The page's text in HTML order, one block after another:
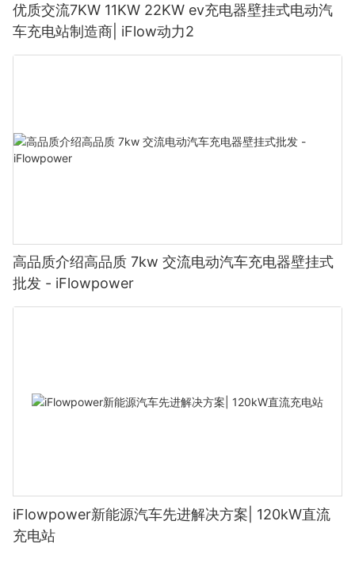
优质交流7KW 11KW 22KW ev充电器壁挂式电动汽
车充电站制造商| iFlow动力2
高品质介绍高品质 7kw 交流电动汽车充电器壁挂式
批发 - iFlowpower
iFlowpower新能源汽车先进解决方案| 120kW直流
充电站